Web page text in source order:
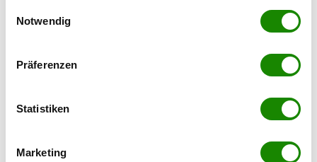
Trigger Symbol ändern oder widerrufen
Informationen über Ihre geografische Lage
können
bestimmten Merkmalen (Fingerprinting) identifizieren
Notwendig
Präferenzen
Statistiken
Marketing
Schicken Sie uns Ihr
Feedback zu diesem Artikel.
teilen